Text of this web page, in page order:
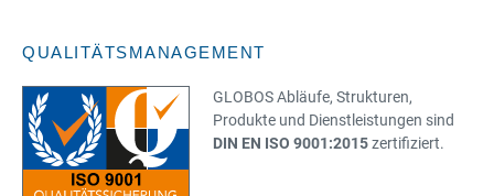
QUALITÄTSMANAGEMENT
GLOBOS Abläufe, Strukturen,
Produkte und Dienstleistungen sind
DIN EN ISO 9001:2015zertifiziert.